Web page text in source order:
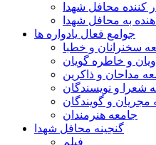
کننده محافل شهدا
به محافل شهدا
جوامع فعال یادواره ها
سخنرانان و خطبا
و خاطره گویان
مداحان و ذاکرین
شعرا و نویسندگان
مجریان و گویندگان
جامعه هنرمندان
گنجینه محافل شهدا
فیلم